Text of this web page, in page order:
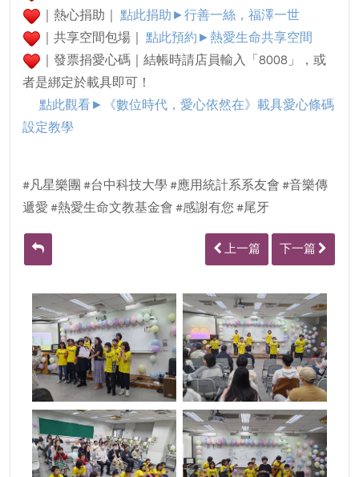
｜熱心捐助｜點此捐助►行善一絲，福澤一世
｜共享空間包場｜點此預約►熱愛生命共享空間
｜發票捐愛心碼｜結帳時請店員輸入「8008」，或
者是綁定於載具即可！
點此觀看►
《數位時代，愛心依然在》載具愛心條碼
設定教學
#凡星樂團 #台中科技大學 #應用統計系系友會 #音樂傳
遞愛 #熱愛生命文教基金會 #感謝有您 #尾牙
下一篇
上一篇